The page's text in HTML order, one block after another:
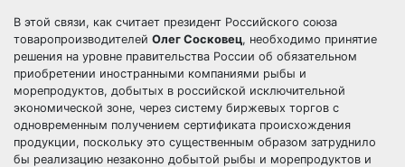
В этой связи, как считает президент Российского союза
товаропроизводителей Олег Сосковец, необходимо принятие
решения на уровне правительства России об обязательном
приобретении иностранными компаниями рыбы и
морепродуктов, добытых в российской исключительной
экономической зоне, через систему биржевых торгов с
одновременным получением сертификата происхождения
продукции, поскольку это существенным образом затруднило
бы реализацию незаконно добытой рыбы и морепродуктов и